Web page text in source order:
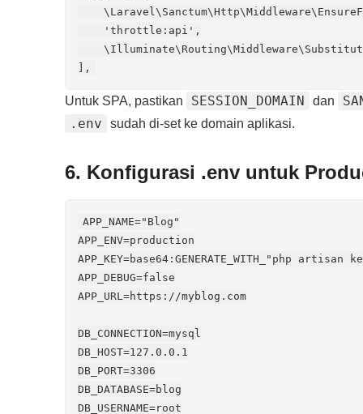
    'throttle:api',
],
Untuk SPA, pastikan SESSION_DOMAIN dan
.env
sudah di‑set ke domain aplikasi.
6. Konfigurasi .env untuk
APP_NAME="Blog"
APP_ENV=production
APP_KEY=base64:GENERATE_WITH_"php artisan
APP_DEBUG=false
APP_URL=https://myblog.com
DB_CONNECTION=mysql
DB_HOST=127.0.0.1
DB_PORT=3306
DB_DATABASE=blog
DB_USERNAME=root